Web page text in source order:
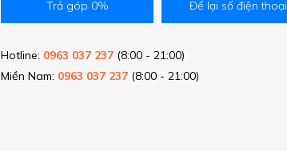
Trả góp 0% Để lại số điện thoại
Hotline: 0963 037 237 (8:00 - 21:00)
Miền Nam: 0963 037 237 (8:00 - 21:00)